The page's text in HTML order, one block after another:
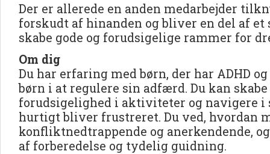
Der er allerede en anden medarbejder
forskudt af hinanden og bliver en del af et
skabe gode og forudsigelige rammer for
Om dig
Du har erfaring med børn, der har ADHD
børn i at regulere sin adfærd. Du kan
forudsigelighed i aktiviteter og navigere i
hurtigt bliver frustreret. Du ved, hvordan
konfliktnedtrappende og anerkendende,
af forberedelse og tydelig guidning.